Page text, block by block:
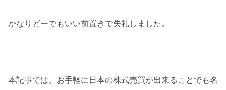
かなりどーでもいい前置きで失礼しました。
本記事では、お手軽に日本の株式売買が出来ることでも名